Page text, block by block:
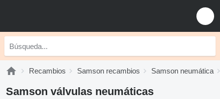
Recambios Samson recambios Samson neumática
Samson válvulas neumáticas